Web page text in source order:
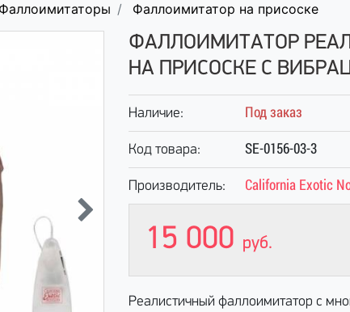
Фаллоимитаторы Фаллоимитатор на присоске
ФАЛЛОИМИТАТОР
НА ПРИСОСКЕ С
Наличие: Под заказ
Код товара: SE-0156-03-3
Производитель: California Exotic
15 000 руб.
Реалистичный фаллоимитатор с